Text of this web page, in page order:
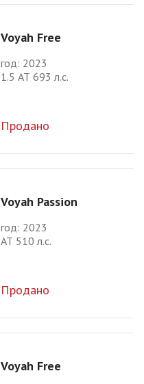
Voyah Free
год: 2023
1.5 АТ 693 л.с.
Продано
Voyah Passion
год: 2023
АТ 510 л.с.
Продано
Voyah Free